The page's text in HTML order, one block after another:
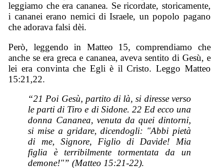
leggiamo che era cananea. Se ricordate, storicamente,
i cananei erano nemici di Israele, un popolo pagano
che adorava falsi dèi.
Però, leggendo in Matteo 15, comprendiamo che
anche se era greca e cananea, aveva sentito di Gesù, e
lei era convinta che Egli è il Cristo. Leggo Matteo
15:21,22.
“21 Poi Gesù, partito di là, si diresse verso
le parti di Tiro e di Sidone. 22 Ed ecco una
donna Cananea, venuta da quei dintorni,
si mise a gridare, dicendogli: "Abbi pietà
di me, Signore, Figlio di Davide! Mia
figlia è terribilmente tormentata da un
demone!"” (Matteo 15:21-22).